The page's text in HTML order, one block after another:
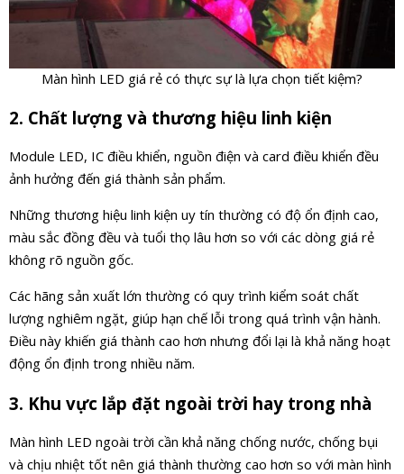
Màn hình LED giá rẻ có thực sự là lựa chọn tiết kiệm?
2. Chất lượng và thương hiệu linh kiện
Module LED, IC điều khiển, nguồn điện và card điều khiển đều
ảnh hưởng đến giá thành sản phẩm.
Những thương hiệu linh kiện uy tín thường có độ ổn định cao,
màu sắc đồng đều và tuổi thọ lâu hơn so với các dòng giá rẻ
không rõ nguồn gốc.
Các hãng sản xuất lớn thường có quy trình kiểm soát chất
lượng nghiêm ngặt, giúp hạn chế lỗi trong quá trình vận hành.
Điều này khiến giá thành cao hơn nhưng đổi lại là khả năng hoạt
động ổn định trong nhiều năm.
3. Khu vực lắp đặt ngoài trời hay trong nhà
Màn hình LED ngoài trời cần khả năng chống nước, chống bụi
và chịu nhiệt tốt nên giá thành thường cao hơn so với màn hình